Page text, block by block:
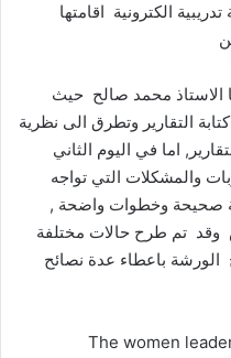
الكترونية اقامتها
الاستاذ محمد صالح حيث
التقارير وتطرق الى نظرية
اما في اليوم الثاني
والمشكلات التي تواجه
صحيحة وخطوات واضحة ,
وقد تم طرح حالات مختلفة
الورشة باعطاء عدة نصائح
The women